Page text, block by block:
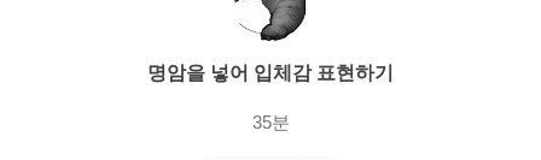
명암을 넣어 입체감 표현하기
35분